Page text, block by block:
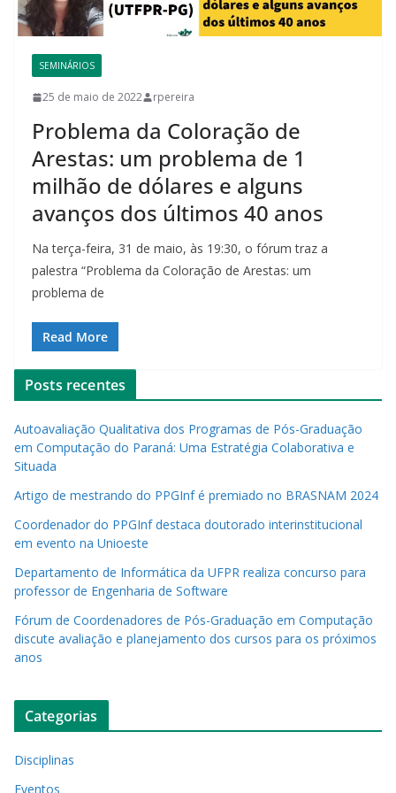
SEMINÁRIOS
25 de maio de 2022 rpereira
Problema da Coloração de
Arestas: um problema de 1
milhão de dólares e alguns
avanços dos últimos 40 anos
Na terça-feira, 31 de maio, às 19:30, o fórum traz a
palestra “Problema da Coloração de Arestas: um
problema de
Read More
Posts recentes
Autoavaliação Qualitativa dos Programas de Pós-Graduação
em Computação do Paraná: Uma Estratégia Colaborativa e
Situada
Artigo de mestrando do PPGInf é premiado no BRASNAM 2024
Coordenador do PPGInf destaca doutorado interinstitucional
em evento na Unioeste
Departamento de Informática da UFPR realiza concurso para
professor de Engenharia de Software
Fórum de Coordenadores de Pós-Graduação em Computação
discute avaliação e planejamento dos cursos para os próximos
anos
Categorias
Disciplinas
Eventos